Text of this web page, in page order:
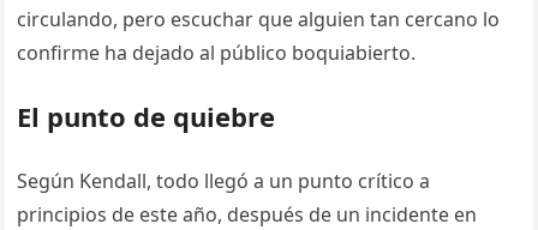
circulando, pero escuchar que alguien tan cercano lo
confirme ha dejado al público boquiabierto.
El punto de quiebre
Según Kendall, todo llegó a un punto crítico a
principios de este año, después de un incidente en